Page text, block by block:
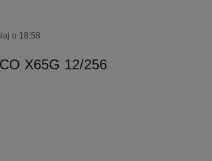
o 18:58
X65G 12/256